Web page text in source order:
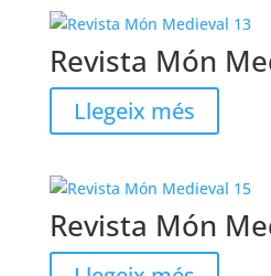
Revista Món
Llegeix més
Revista Món